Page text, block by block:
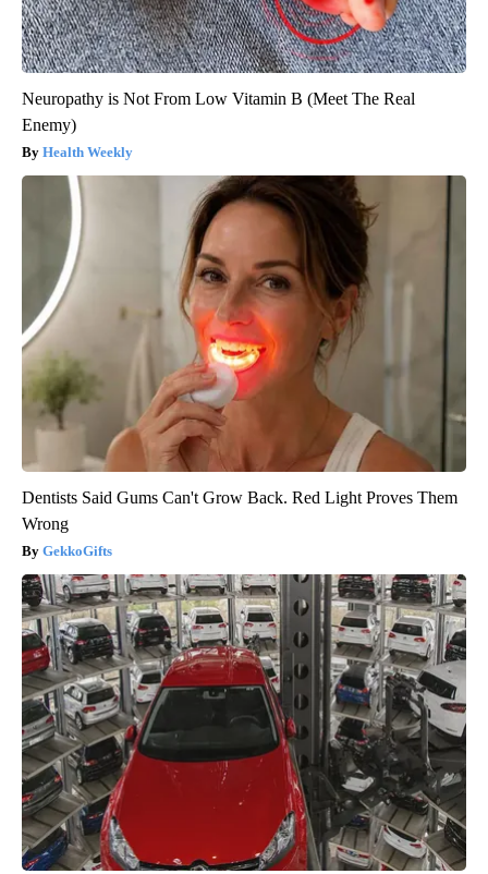
Neuropathy is Not From Low Vitamin B (Meet The Real
Enemy)
Health Weekly
Dentists Said Gums Can't Grow Back. Red Light Proves Them
Wrong
GekkoGifts